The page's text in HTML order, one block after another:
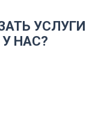
УСЛУГИ
НАС?